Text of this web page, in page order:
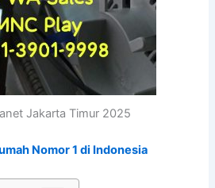
Jakarta Timur 2025
Nomor 1 di Indonesia